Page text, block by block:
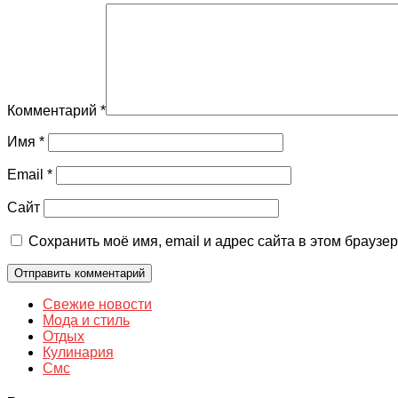
Комментарий *
Имя *
Email *
Сайт
Сохранить моё имя, email и адрес сайта в этом
Свежие новости
Мода и стиль
Отдых
Кулинария
Смс